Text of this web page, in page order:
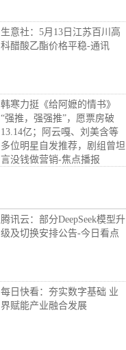
生意社：5月13日江苏百川高
科醋酸乙酯价格平稳-通讯
韩寒力挺《给阿嬷的情书》
“强推，强强推”，愿票房破
13.14亿；阿云嘎、刘美含等
多位明星自发推荐，剧组曾坦
言没钱做营销-焦点播报
腾讯云：部分DeepSeek模型升
级及切换安排公告-今日看点
每日快看：夯实数字基础 业
界赋能产业融合发展